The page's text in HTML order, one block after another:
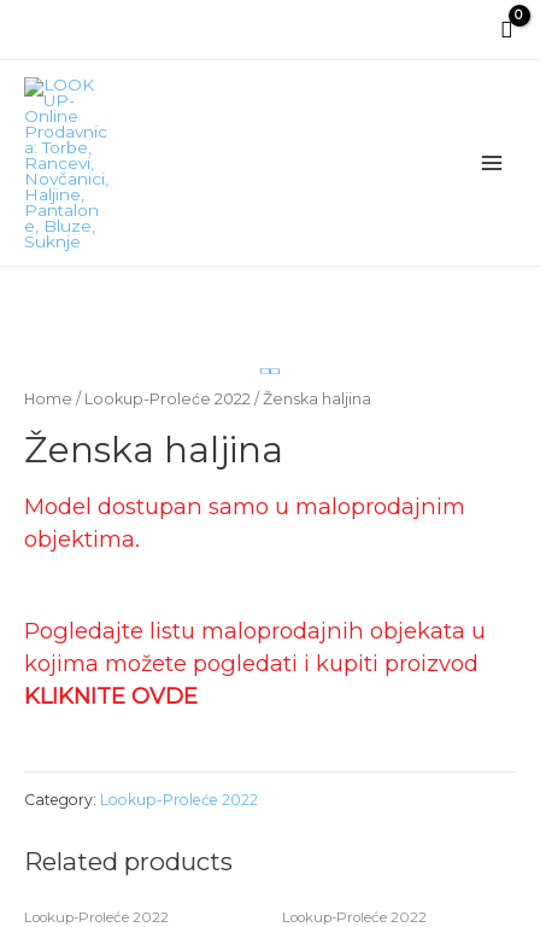
Home / Lookup-Proleće 2022 / Ženska haljina
Ženska haljina
Model dostupan samo u maloprodajnim
objektima.
Pogledajte listu maloprodajnih objekata u
kojima možete pogledati i kupiti proizvod
KLIKNITE OVDE
Category: Lookup-Proleće 2022
Related products
Lookup-Proleće 2022 Lookup-Proleće 2022